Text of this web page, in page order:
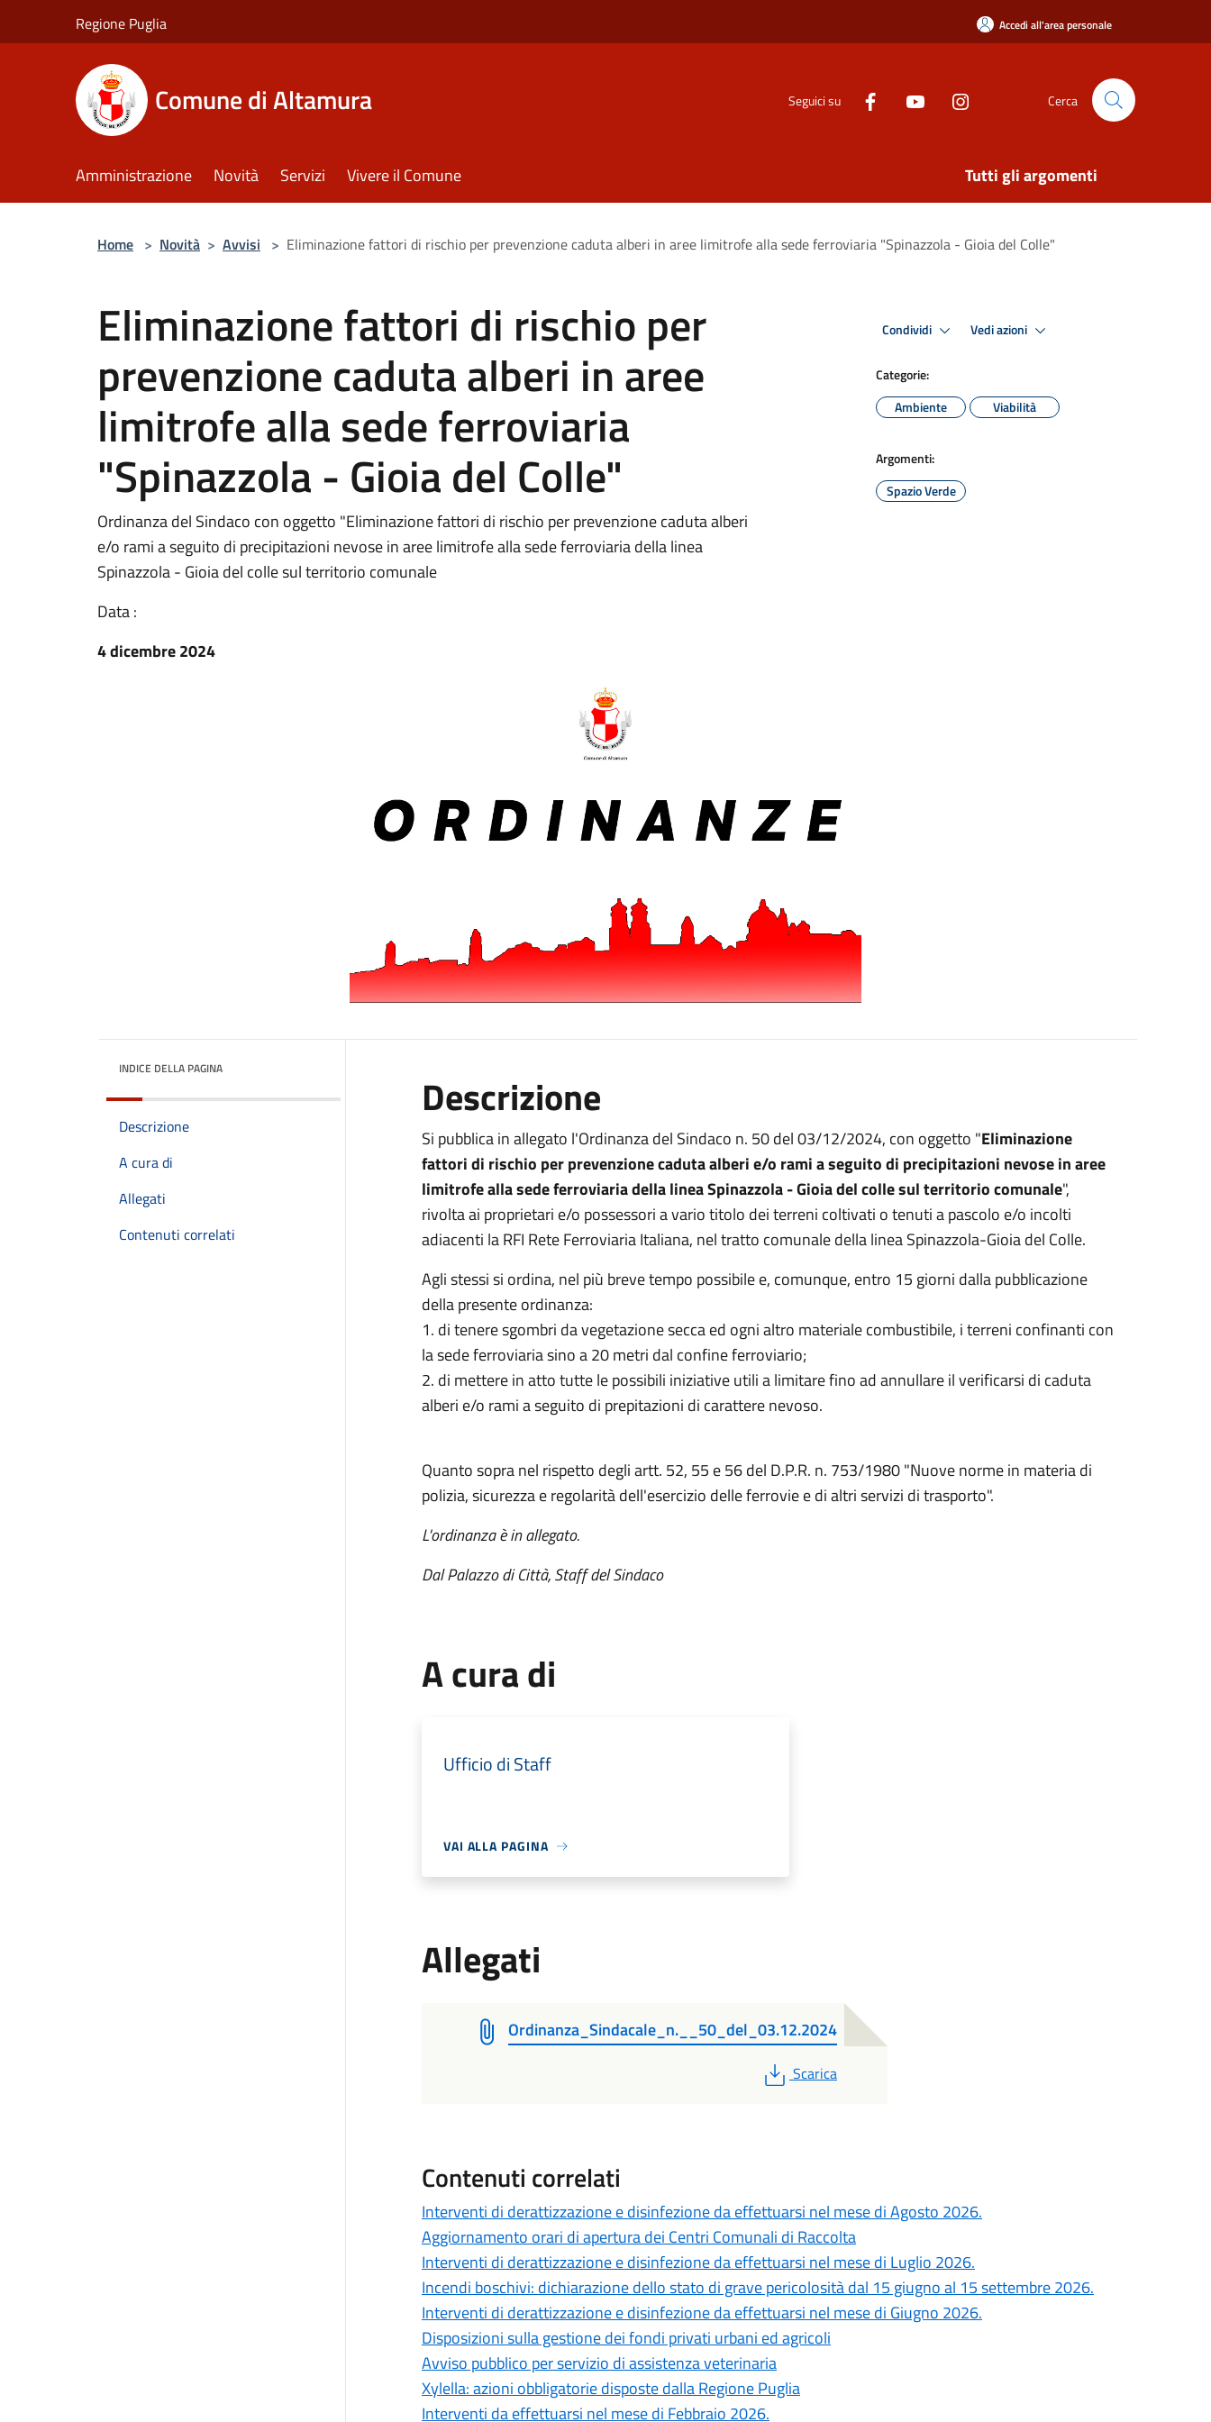
Regione Puglia Accedi all'area personale
Comune di Altamura Seguici su Cerca
Amministrazione Novità Servizi Vivere il Comune Tutti gli argomenti
Home > Novità > Avvisi > Eliminazione fattori di rischio per prevenzione caduta alberi in aree limitrofe alla sede ferroviaria "Spinazzola - Gioia del Colle"
Eliminazione fattori di rischio per
prevenzione caduta alberi in aree
limitrofe alla sede ferroviaria
"Spinazzola - Gioia del Colle"
Ordinanza del Sindaco con oggetto "Eliminazione fattori di rischio per prevenzione caduta alberi
e/o rami a seguito di precipitazioni nevose in aree limitrofe alla sede ferroviaria della linea
Spinazzola - Gioia del colle sul territorio comunale
Data :
4 dicembre 2024
Condividi Vedi azioni
Categorie:
Ambiente
Viabilità
Argomenti:
Spazio Verde
INDICE DELLA PAGINA
Descrizione
A cura di
Allegati
Contenuti correlati
Descrizione
Si pubblica in allegato l'Ordinanza del Sindaco n. 50 del 03/12/2024, con oggetto "Eliminazione
fattori di rischio per prevenzione caduta alberi e/o rami a seguito di precipitazioni nevose in aree
limitrofe alla sede ferroviaria della linea Spinazzola - Gioia del colle sul territorio comunale",
rivolta ai proprietari e/o possessori a vario titolo dei terreni coltivati o tenuti a pascolo e/o incolti
adiacenti la RFI Rete Ferroviaria Italiana, nel tratto comunale della linea Spinazzola-Gioia del Colle.
Agli stessi si ordina, nel più breve tempo possibile e, comunque, entro 15 giorni dalla pubblicazione
della presente ordinanza:
1. di tenere sgombri da vegetazione secca ed ogni altro materiale combustibile, i terreni confinanti con
la sede ferroviaria sino a 20 metri dal confine ferroviario;
2. di mettere in atto tutte le possibili iniziative utili a limitare fino ad annullare il verificarsi di caduta
alberi e/o rami a seguito di prepitazioni di carattere nevoso.
Quanto sopra nel rispetto degli artt. 52, 55 e 56 del D.P.R. n. 753/1980 "Nuove norme in materia di
polizia, sicurezza e regolarità dell'esercizio delle ferrovie e di altri servizi di trasporto".
L'ordinanza è in allegato.
Dal Palazzo di Città, Staff del Sindaco
A cura di
Ufficio di Staff
VAI ALLA PAGINA
Allegati
Ordinanza_Sindacale_n.__50_del_03.12.2024
PDF
Scarica
Contenuti correlati
Interventi di derattizzazione e disinfezione da effettuarsi nel mese di Agosto 2026.
Aggiornamento orari di apertura dei Centri Comunali di Raccolta
Interventi di derattizzazione e disinfezione da effettuarsi nel mese di Luglio 2026.
Incendi boschivi: dichiarazione dello stato di grave pericolosità dal 15 giugno al 15 settembre 2026.
Interventi di derattizzazione e disinfezione da effettuarsi nel mese di Giugno 2026.
Disposizioni sulla gestione dei fondi privati urbani ed agricoli
Avviso pubblico per servizio di assistenza veterinaria
Xylella: azioni obbligatorie disposte dalla Regione Puglia
Interventi da effettuarsi nel mese di Febbraio 2026.